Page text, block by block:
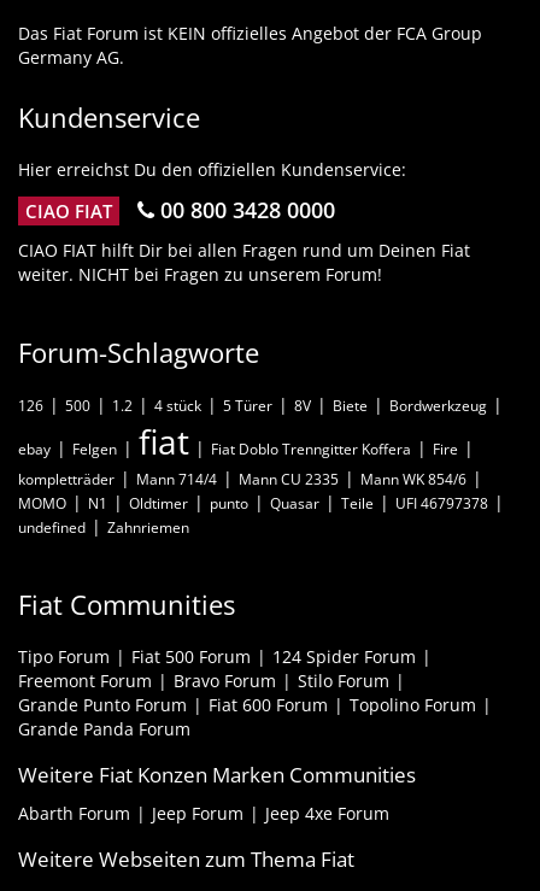
Das Fiat Forum ist KEIN offizielles Angebot der FCA Group
Germany AG.
Kundenservice
Hier erreichst Du den offiziellen Kundenservice:
CIAO FIAT 00 800 3428 0000
CIAO FIAT hilft Dir bei allen Fragen rund um Deinen Fiat
weiter. NICHT bei Fragen zu unserem Forum!
Forum-Schlagworte
126 500 1.2 4 stück 5 Türer 8V Biete Bordwerkzeug
ebay Felgen fiat Fiat Doblo Trenngitter Koffera
Fire
kompletträder
Mann 714/4 Mann CU 2335
Mann WK 854/6
MOMO
N1 Oldtimer punto Quasar Teile
UFI 46797378
undefined
Zahnriemen
Fiat Communities
Tipo Forum Fiat 500 Forum
124 Spider Forum
Freemont Forum
Bravo Forum
Stilo Forum
Grande Punto Forum
Fiat 600 Forum
Topolino Forum
Grande Panda Forum
Weitere Fiat Konzen Marken Communities
Abarth Forum Jeep Forum Jeep 4xe Forum
Weitere Webseiten zum Thema Fiat